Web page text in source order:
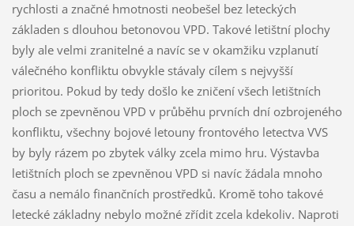
rychlosti a značné hmotnosti neobešel bez leteckých
základen s dlouhou betonovou VPD. Takové letištní plochy
byly ale velmi zranitelné a navíc se v okamžiku vzplanutí
válečného konfliktu obvykle stávaly cílem s nejvyšší
prioritou. Pokud by tedy došlo ke zničení všech letištních
ploch se zpevněnou VPD v průběhu prvních dní ozbrojeného
konfliktu, všechny bojové letouny frontového letectva VVS
by byly rázem po zbytek války zcela mimo hru. Výstavba
letištních ploch se zpevněnou VPD si navíc žádala mnoho
času a nemálo finančních prostředků. Kromě toho takové
letecké základny nebylo možné zřídit zcela kdekoliv. Naproti